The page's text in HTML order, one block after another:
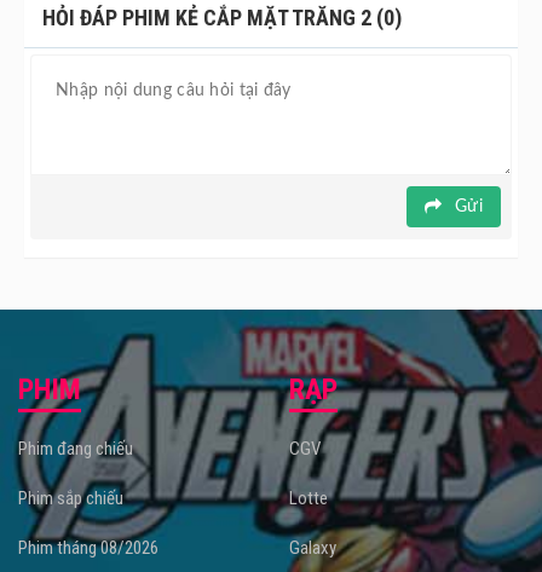
HỎI ĐÁP PHIM KẺ CẮP MẶT TRĂNG 2 (0)
Gửi
PHIM
Phim đang chiếu
Phim sắp chiếu
Phim tháng 08/2026
RẠP
CGV
Lotte
Galaxy